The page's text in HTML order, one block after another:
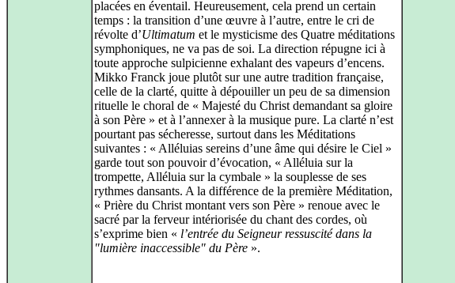
placées en éventail. Heureusement, cela prend un certain
temps : la transition d’une œuvre à l’autre, entre le cri de
révolte d’Ultimatum et le mysticisme des Quatre méditations
symphoniques, ne va pas de soi. La direction répugne ici à
toute approche sulpicienne exhalant des vapeurs d’encens.
Mikko Franck joue plutôt sur une autre tradition française,
celle de la clarté, quitte à dépouiller un peu de sa dimension
rituelle le choral de « Majesté du Christ demandant sa gloire
à son Père » et à l’annexer à la musique pure. La clarté n’est
pourtant pas sécheresse, surtout dans les Méditations
suivantes : « Alléluias sereins d’une âme qui désire le Ciel »
garde tout son pouvoir d’évocation, « Alléluia sur la
trompette, Alléluia sur la cymbale » la souplesse de ses
rythmes dansants. A la différence de la première Méditation,
« Prière du Christ montant vers son Père » renoue avec le
sacré par la ferveur intériorisée du chant des cordes, où
s’exprime bien « l’entrée du Seigneur ressuscité dans la
"lumière inaccessible" du Père ».